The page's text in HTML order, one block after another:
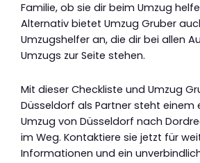
Familie, ob sie dir beim Umzug
Alternativ bietet Umzug Gruber
Umzugshelfer an, die dir bei allen
Umzugs zur Seite stehen.
Mit dieser Checkliste und Umzug
Düsseldorf als Partner steht einem
Umzug von Düsseldorf nach
im Weg. Kontaktiere sie jetzt für
Informationen und ein